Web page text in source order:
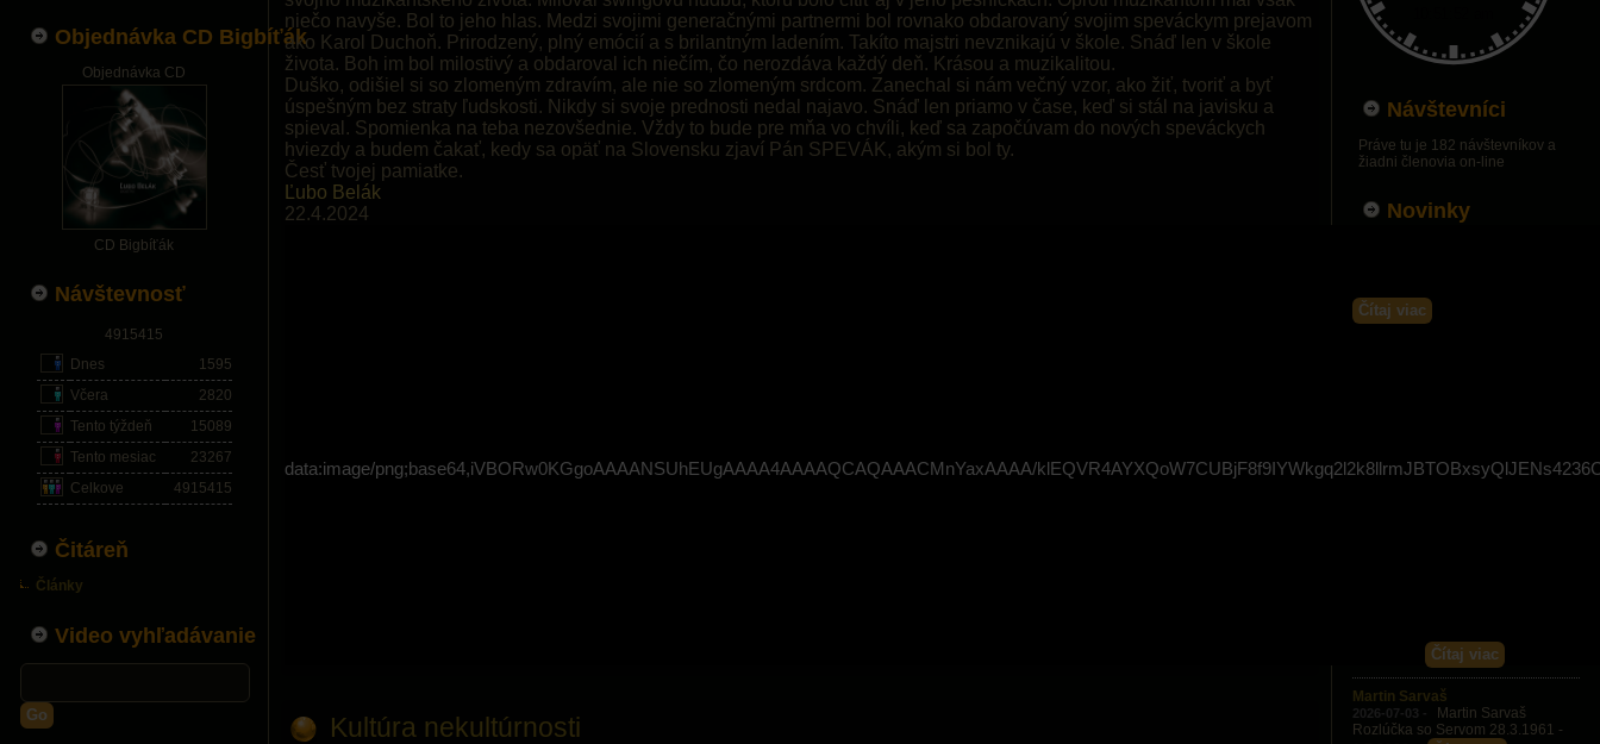
Objednávka CD Bigbíťák
Objednávka CD
CD Bigbíťák
Návštevnosť
4915415
Dnes
1595
Včera
2820
Tento týždeň
15089
Tento mesiac
23267
Celkove
4915415
Čitáreň
Články
Video vyhľadávanie
Go
niečo navyše. Bol to jeho hlas. Medzi svojimi generačnými partnermi bol rovnako obdarovaný svojim speváckym prejavom
ako Karol Duchoň. Prirodzený, plný emócií a s brilantným ladením. Takíto majstri nevznikajú v škole. Snáď len v škole
života. Boh im bol milostivý a obdaroval ich niečím, čo nerozdáva každý deň. Krásou a muzikalitou.
Duško, odišiel si so zlomeným zdravím, ale nie so zlomeným srdcom. Zanechal si nám večný vzor, ako žiť, tvoriť a byť
úspešným bez straty ľudskosti. Nikdy si svoje prednosti nedal najavo. Snáď len priamo v čase, keď si stál na javisku a
spieval. Spomienka na teba nezovšednie. Vždy to bude pre mňa vo chvíli, keď sa započúvam do nových speváckych
hviezdy a budem čakať, kedy sa opäť na Slovensku zjaví Pán SPEVÁK, akým si bol ty.
Česť tvojej pamiatke.
Ľubo Belák
22.4.2024
data:image/png;base64,iVBORw0KGgoAAAANSUhEUgAAAA4AAAAQCAQAAACMnYaxAAAA/
Kultúra nekultúrnosti
Návštevníci
Práve tu je 182 návštevníkov a
žiadni členovia on-line
Novinky
Čítaj viac
Čítaj viac
Martin Sarvaš
2026-07-03 -
Martin Sarvaš
Rozlúčka so Servom 28.3.1961 -